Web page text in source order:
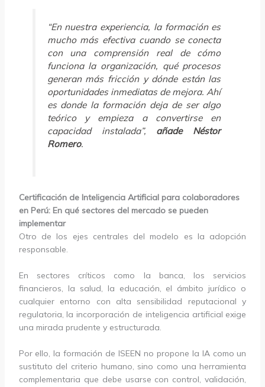
“En nuestra experiencia, la formación es
mucho más efectiva cuando se conecta
con una comprensión real de cómo
funciona la organización, qué procesos
generan más fricción y dónde están las
oportunidades inmediatas de mejora. Ahí
es donde la formación deja de ser algo
teórico y empieza a convertirse en
capacidad instalada”, añade Néstor
Romero.
Certificación de Inteligencia Artificial para colaboradores
en Perú: En qué sectores del mercado se pueden
implementar
Otro de los ejes centrales del modelo es la adopción
responsable.
En sectores críticos como la banca, los servicios
financieros, la salud, la educación, el ámbito jurídico o
cualquier entorno con alta sensibilidad reputacional y
regulatoria, la incorporación de inteligencia artificial exige
una mirada prudente y estructurada.
Por ello, la formación de ISEEN no propone la IA como un
sustituto del criterio humano, sino como una herramienta
complementaria que debe usarse con control, validación,